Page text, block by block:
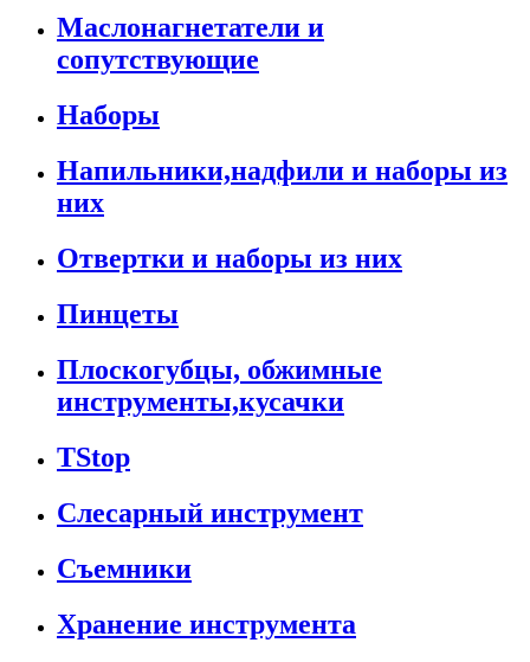
Маслонагнетатели и
сопутствующие
Наборы
Напильники,надфили и наборы из
них
Отвертки и наборы из них
Пинцеты
Плоскогубцы, обжимные
инструменты,кусачки
TStop
Слесарный инструмент
Съемники
Хранение инструмента